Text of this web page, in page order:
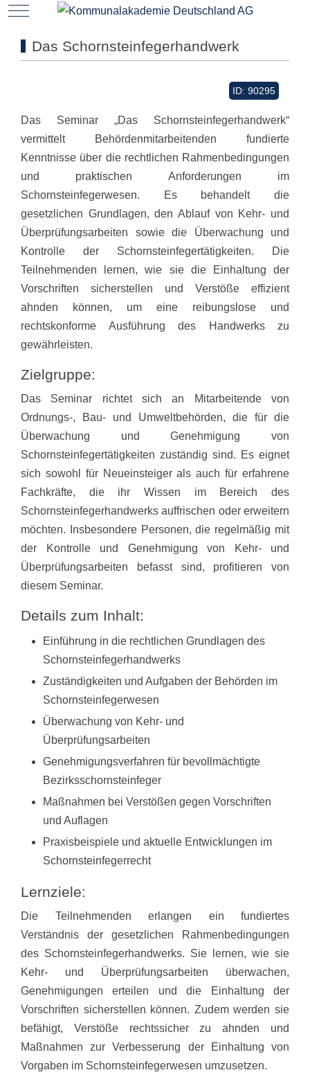
Mobile Menu Toggle
Das Schornsteinfegerhandwerk
ID: 90295
Das Seminar „Das Schornsteinfegerhandwerk“
vermittelt Behördenmitarbeitenden fundierte
Kenntnisse über die rechtlichen Rahmenbedingungen
und praktischen Anforderungen im
Schornsteinfegerwesen. Es behandelt die
gesetzlichen Grundlagen, den Ablauf von Kehr- und
Überprüfungsarbeiten sowie die Überwachung und
Kontrolle der Schornsteinfegertätigkeiten. Die
Teilnehmenden lernen, wie sie die Einhaltung der
Vorschriften sicherstellen und Verstöße effizient
ahnden können, um eine reibungslose und
rechtskonforme Ausführung des Handwerks zu
gewährleisten.
Zielgruppe:
Das Seminar richtet sich an Mitarbeitende von
Ordnungs-, Bau- und Umweltbehörden, die für die
Überwachung und Genehmigung von
Schornsteinfegertätigkeiten zuständig sind. Es eignet
sich sowohl für Neueinsteiger als auch für erfahrene
Fachkräfte, die ihr Wissen im Bereich des
Schornsteinfegerhandwerks auffrischen oder erweitern
möchten. Insbesondere Personen, die regelmäßig mit
der Kontrolle und Genehmigung von Kehr- und
Überprüfungsarbeiten befasst sind, profitieren von
diesem Seminar.
Details zum Inhalt:
Einführung in die rechtlichen Grundlagen des
Schornsteinfegerhandwerks
Zuständigkeiten und Aufgaben der Behörden im
Schornsteinfegerwesen
Überwachung von Kehr- und
Überprüfungsarbeiten
Genehmigungsverfahren für bevollmächtigte
Bezirksschornsteinfeger
Maßnahmen bei Verstößen gegen Vorschriften
und Auflagen
Praxisbeispiele und aktuelle Entwicklungen im
Schornsteinfegerrecht
Lernziele:
Die Teilnehmenden erlangen ein fundiertes
Verständnis der gesetzlichen Rahmenbedingungen
des Schornsteinfegerhandwerks. Sie lernen, wie sie
Kehr- und Überprüfungsarbeiten überwachen,
Genehmigungen erteilen und die Einhaltung der
Vorschriften sicherstellen können. Zudem werden sie
befähigt, Verstöße rechtssicher zu ahnden und
Maßnahmen zur Verbesserung der Einhaltung von
Vorgaben im Schornsteinfegerwesen umzusetzen.